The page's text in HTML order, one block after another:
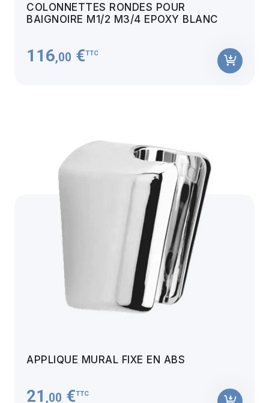
COLONNETTES RONDES POUR
BAIGNOIRE M1/2 M3/4 EPOXY BLANC
116,00 €TTC
APPLIQUE MURAL FIXE EN ABS
21 ,00 €TTC